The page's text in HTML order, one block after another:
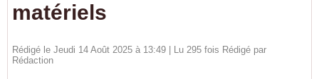
matériels
Rédigé le Jeudi 14 Août 2025 à 13:49 | Lu 295 fois Rédigé par
Rédaction